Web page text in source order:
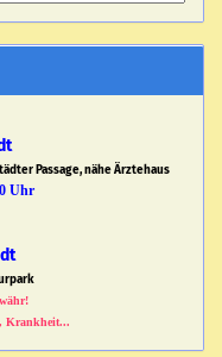
Passage, nähe Ärztehaus
Uhr
Krankheit...